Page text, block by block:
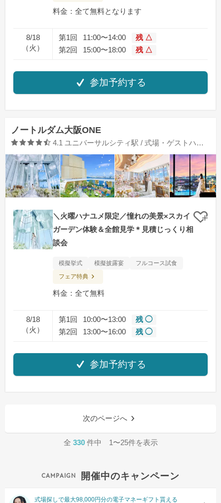
料金：全て無料となります
8/18
（火）
第1回 11:00〜14:00
残 △
第2回
15:00〜18:00 残 △
参加予約する
ノートルダム大阪ONE
口コミ評価
4.1 ユニバーサルシティ駅 / 式場・ゲストハウス
＼火曜ハナユメ限定／憧れの美景×スカイ
ガーデン体験＆全館見学＊見積じっくり相
談会
クリ
模擬挙式 模擬披露宴
フルコース試食
フェア特典
料金：全て無料
8/18
（火）
第1回 10:00〜13:00
残 ◯
第2回
13:00〜16:00 残 ◯
参加予約する
次のページへ
全 330 件中 1〜25件を表示
開催中のキャンペーン
式場探しで最大98,000円分の電子マネーギフト貰える